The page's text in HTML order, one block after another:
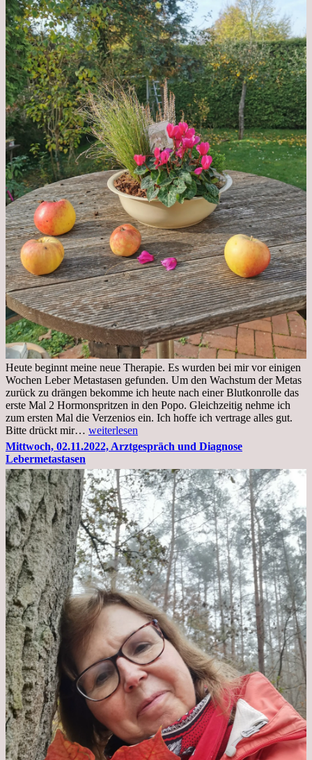
Heute beginnt meine neue Therapie. Es wurden bei mir vor einigen
Wochen Leber Metastasen gefunden. Um den Wachstum der Metas
zurück zu drängen bekomme ich heute nach einer Blutkonrolle das
erste Mal 2 Hormonspritzen in den Popo. Gleichzeitig nehme ich
zum ersten Mal die Verzenios ein. Ich hoffe ich vertrage alles gut.
Bitte drückt mir… Mittwoch,
09.11.2022
weiterlesen
Mittwoch, 02.11.2022, Arztgespräch und Diagnose
Lebermetastasen